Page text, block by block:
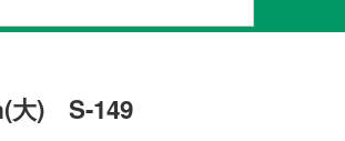
大) S-149